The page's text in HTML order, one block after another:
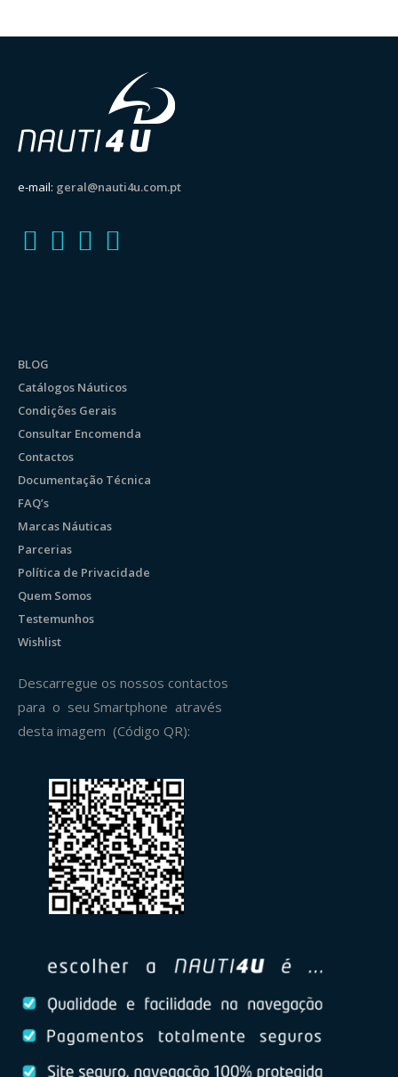
e-mail: geral@nauti4u.com.pt
BLOG
Catálogos Náuticos
Condições Gerais
Consultar Encomenda
Contactos
Documentação Técnica
FAQ’s
Marcas Náuticas
Parcerias
Política de Privacidade
Quem Somos
Testemunhos
Wishlist
Descarregue os nossos contactos
para o seu Smartphone através
desta imagem (Código QR):